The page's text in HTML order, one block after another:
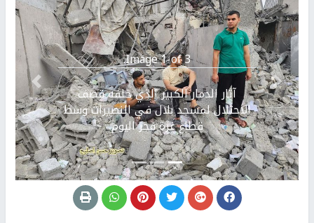
Image 1 of 3.
آثار الدمار الكبير الذي خلفه قصف
الاحتلال لمسجد بلال في النصيرات وسط
قطاع غزة فجر اليوم
Previous التالي